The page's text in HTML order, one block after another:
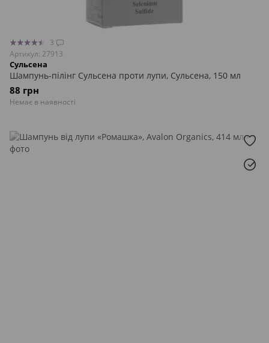
3
Артикул: 27913
Сульсена
Шампунь-пілінг Сульсена проти лупи, Сульсена, 150 мл
88 грн
Немає в наявності